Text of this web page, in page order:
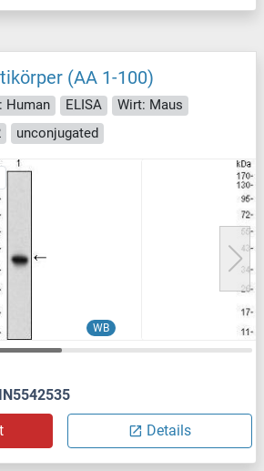
(AA 1-100)
Human ELISA
Wirt: Maus
unconjugated
WB
Details